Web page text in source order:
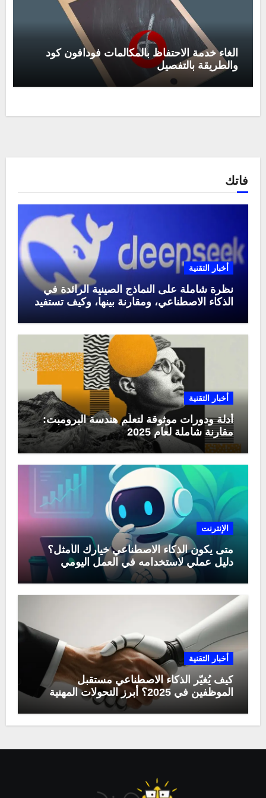
الغاء خدمة الاحتفاظ بالمكالمات فودافون كود
والطريقة بالتفصيل
فاتك
أخبار التقنية
نظرة شاملة على النماذج الصينية الرائدة في
الذكاء الاصطناعي، ومقارنة بينها، وكيف تستفيد
أخبار التقنية
أدلة ودورات موثوقة لتعلّم هندسة البرومبت:
مقارنة شاملة لعام 2025
الإنترنت
متى يكون الذكاء الاصطناعي خيارك الأمثل؟
دليل عملي لاستخدامه في العمل اليومي
أخبار التقنية
كيف يُغيّر الذكاء الاصطناعي مستقبل
الموظفين في 2025؟ أبرز التحولات المهنية